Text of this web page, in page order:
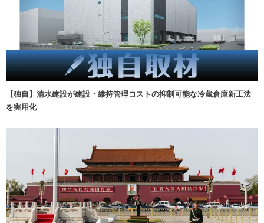
【独自】清水建設が建設・維持管理コストの抑制可能な冷蔵倉庫新工法
を実用化